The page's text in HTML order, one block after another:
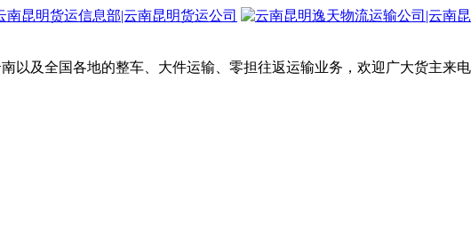
以及全国各地的整车、大件运输、零担往返运输业务，欢迎广大货主来